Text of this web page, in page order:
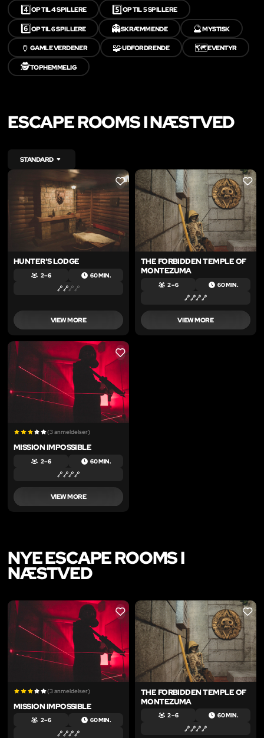
4️⃣OP TIL 4 SPILLERE 5️⃣OP TIL 5 SPILLERE
6️⃣OP TIL 6 SPILLERE 👻SKRÆMMENDE 🔮MYSTISK
🏺 GAMLE VERDENER 🧩UDFORDRENDE 🗺️EVENTYR
🕵️TOPHEMMELIG
ESCAPE ROOMS I NÆSTVED
STANDARD
LIKE
HUNTER'S LODGE
2 – 6 60 MIN.
VIEW MORE
LIKE
THE FORBIDDEN TEMPLE OF
MONTEZUMA
2 – 6 60 MIN.
VIEW MORE
LIKE
(3 anmeldelser)
MISSION IMPOSSIBLE
2 – 6 60 MIN.
VIEW MORE
NYE ESCAPE ROOMS I
NÆSTVED
LIKE
(3 anmeldelser)
MISSION IMPOSSIBLE
2 – 6 60 MIN.
LIKE
THE FORBIDDEN TEMPLE OF
MONTEZUMA
2 – 6 60 MIN.